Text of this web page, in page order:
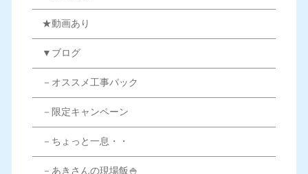
★動画あり
▼ブログ
－オススメ工事パック
－限定キャンペーン
－ちょっと一息・・
－あきさんの現場飯🍚